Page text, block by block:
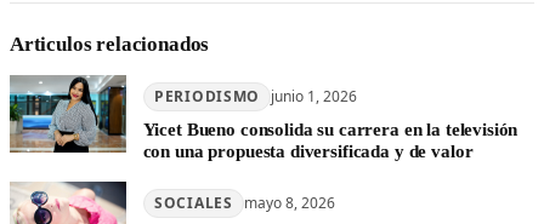
Articulos relacionados
PERIODISMO junio 1, 2026
Yicet Bueno consolida su carrera en la televisión
con una propuesta diversificada y de valor
SOCIALES mayo 8, 2026